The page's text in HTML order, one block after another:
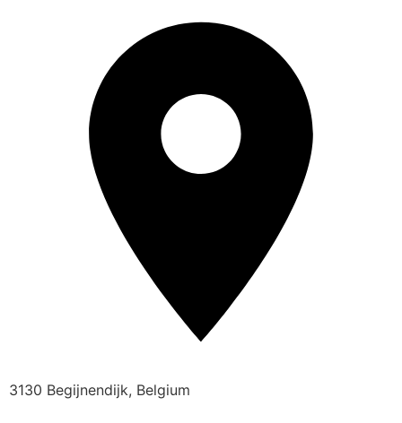
3130 Begijnendijk, Belgium